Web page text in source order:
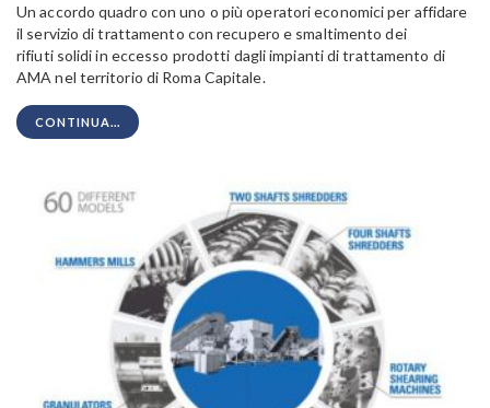
Un accordo quadro con uno o più operatori economici per affidare
il servizio di trattamento con recupero e smaltimento dei
rifiuti solidi in eccesso prodotti dagli impianti di trattamento di
AMA nel territorio di Roma Capitale.
CONTINUA...